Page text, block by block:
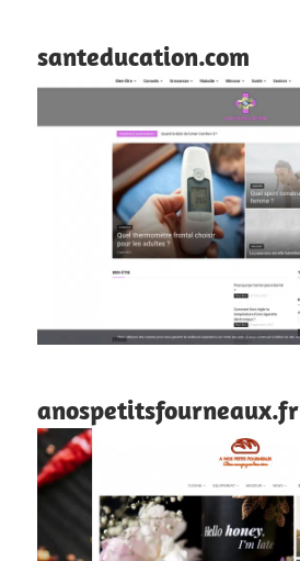
santeducation.com
anospetitsfourneaux.fr